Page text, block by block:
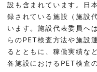
設も含まれています。日
録されている施設（施設
います。施設代表委員へ
らのPET検査方法や施設
るとともに、稼働実績な
各施設におけるPET検査